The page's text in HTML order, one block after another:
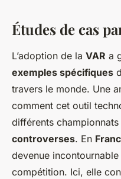
Études de cas
L’adoption de la VAR a
exemples spécifiques
travers le monde. Une
comment cet outil
différents
controverses. En
devenue
compétition. Ici, elle